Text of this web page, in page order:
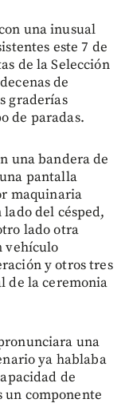
una inusual
este 7 de
de la Selección
de
graderías
de paradas.
una bandera de
pantalla
maquinaria
del césped,
lado otra
vehículo
y otros tres
de la ceremonia
una
ya hablaba
de
un componente